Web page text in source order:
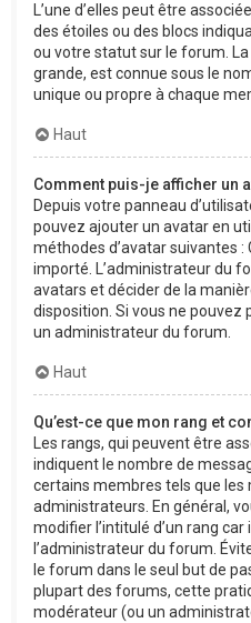
L’une d’elles peut être
des étoiles ou des blocs
ou votre statut sur le forum.
grande, est connue sous le
unique ou propre à chaque
Haut
Comment puis-je afficher un
Depuis votre panneau
pouvez ajouter un avatar en
méthodes d’avatar suivantes :
importé. L’administrateur du
avatars et décider de la
disposition. Si vous ne pouvez
un administrateur du forum.
Haut
Qu’est-ce que mon rang et
Les rangs, qui peuvent être
indiquent le nombre de
certains membres tels que les
administrateurs. En général,
modifier l’intitulé d’un rang
l’administrateur du forum.
le forum dans le seul but de
plupart des forums, cette
modérateur (ou un